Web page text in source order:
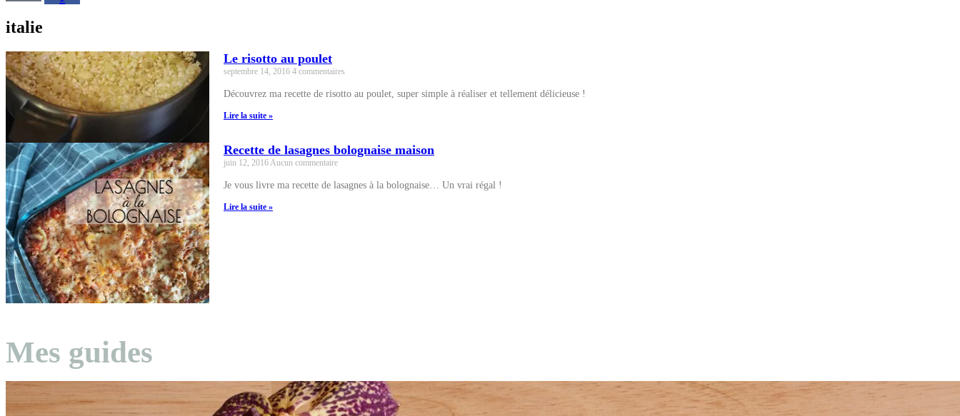
italie
Le risotto au poulet
septembre 14, 2016 4 commentaires
Découvrez ma recette de risotto au poulet, super simple à réaliser et tellement délicieuse !
Lire la suite »
Recette de lasagnes bolognaise maison
juin 12, 2016Aucun commentaire
Je vous livre ma recette de lasagnes à la bolognaise… Un vrai régal !
Lire la suite »
Mes guides